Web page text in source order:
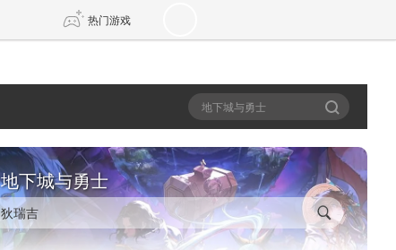
热门游戏
剑网3旗舰版 新天龙八部
诛仙世界 新仙侠5
地下城与勇士